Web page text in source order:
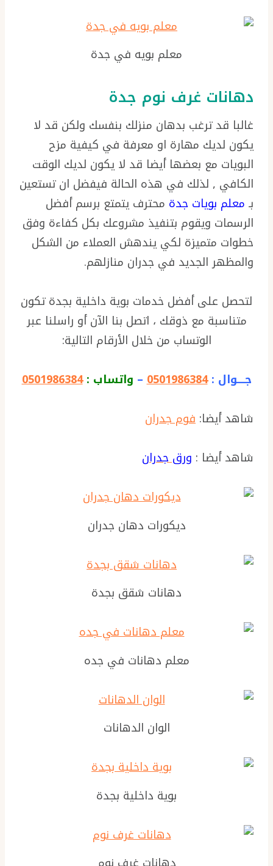
معلم بويه في جدة
دهانات غرف نوم جدة
غالبا قد ترغب بدهان منزلك بنفسك ولكن قد لا
يكون لديك مهارة او معرفة في كيفية مزح
البويات مع بعضها أيضا قد لا يكون لديك الوقت
الكافي , لذلك في هذه الحالة فيفضل ان تستعين
بـ معلم بويات جدة محترف يتمتع برسم أفضل
الرسمات ويقوم بتنفيذ مشروعك بكل كفاءة وفق
خطوات متميزة لكي يندهش العملاء من الشكل
والمظهر الجديد في جدران منازلهم.
لتحصل على أفضل خدمات بوية داخلية بجدة تكون
متناسبة مع ذوقك ، اتصل بنا الآن أو راسلنا عبر
الوتساب من خلال الأرقام التالية:
جــــوال :0501986384
– واتساب :0501986384
شاهد أيضا: فوم جدران
شاهد أيضا : ورق جدران
ديكورات دهان جدران
دهانات شقق بجدة
معلم دهانات في جده
الوان الدهانات
بوية داخلية بجدة